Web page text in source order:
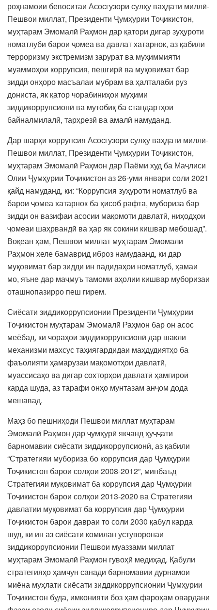
роҳнамоии бевоситаи Асосгузори сулҳу ваҳдати миллӣ-
Пешвои миллат, Президенти Ҷумҳурии Тоҷикистон,
муҳтарам Эмомалӣ Раҳмон дар қатори дигар зуҳуроти
номатлуби барои ҷомеа ва давлат хатарнок, аз қабили
терроризму экстремизм зарурат ва муҳиммияти
муаммоҳои коррупсия, пешгирӣ ва муқовимат бар
зидди онҳоро масъалаи мубрам ва ҳалталаби руз
дониста, як қатор чорабиниҳои муҳими
зиддикоррупсионӣ ва мутобиқ ба стандартҳои
байналмилалӣ, тарҳрезӣ ва амалӣ намуданд.
Дар шарҳи коррупсия Асосгузори сулҳу ваҳдати миллӣ-
Пешвои миллат, Президенти Ҷумҳурии Тоҷикистон,
муҳтарам Эмомалӣ Раҳмон дар Паёми худ ба Маҷлиси
Олии Ҷумҳурии Тоҷикистон аз 26-уми январи соли 2021
қайд намуданд, ки: “Коррупсия зуҳуроти номатлуб ва
барои ҷомеа хатарнок ба ҳисоб рафта, мубориза бар
зидди он вазифаи асосии мақомоти давлатӣ, ниҳодҳои
ҷомеаи шаҳрвандӣ ва ҳар як сокини кишвар мебошад”.
Воқеан ҳам, Пешвои миллат муҳтарам Эмомалӣ
Раҳмон хеле бамаврид иброз намудаанд, ки дар
муқовимат бар зидди ин падидаҳои номатлуб, ҳамаи
мо, яъне дар маҷмуъ тамоми аҳолии кишвар муборизаи
оташнопазирро пеш гирем.
Сиёсати зиддикоррупсионии Президенти Ҷумҳурии
Тоҷикистон муҳтарам Эмомалӣ Раҳмон бар он асос
меёбад, ки чораҳои зиддикоррупсионӣ дар шакли
механизми махсус таҳиягардидаи маҳдудиятҳо ба
фаъолияти ҳамарузаи мақомотҳои давлатӣ,
муассисаҳо ва дигар сохторҳои давлатӣ ҳамгироӣ
карда шуда, аз тарафи онҳо мунтазам анҷом дода
мешавад.
Маҳз бо пешниҳоди Пешвои миллат муҳтарам
Эмомалӣ Раҳмон дар ҷумҳурӣ якчанд ҳуҷҷати
барномавии сиёсати зиддикоррупсионӣ, аз қабили
“Стратегияи мубориза бо коррупсия дар Ҷумҳурии
Тоҷикистон барои солҳои 2008-2012”, минбаъд
Стратегияи муқовимат ба коррупсия дар Ҷумҳурии
Тоҷикистон барои солҳои 2013-2020 ва Стратегияи
давлатии муқовимат ба коррупсия дар Ҷумҳурии
Тоҷикистон барои давраи то соли 2030 қабул карда
шуд, ки ин аз сиёсати комилан устуворонаи
зиддикоррупсионии Пешвои муаззами миллат
муҳтарам Эмомалӣ Раҳмон гувоҳӣ медиҳад. Қабули
стратегияҳо ҳамчун санади барномавии дурнамои
миёна муҳлати сиёсати зиддикоррупсионии Ҷумҳурии
Тоҷикистон буда, имконияти боз ҳам фароҳам овардани